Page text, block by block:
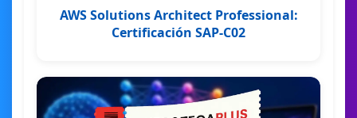
AWS Solutions Architect Professional:
Certificación SAP-C02